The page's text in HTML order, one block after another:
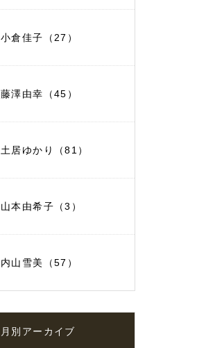
小倉佳子（27）
藤澤由幸（45）
土居ゆかり（81）
山本由希子（3）
内山雪美（57）
月別アーカイブ